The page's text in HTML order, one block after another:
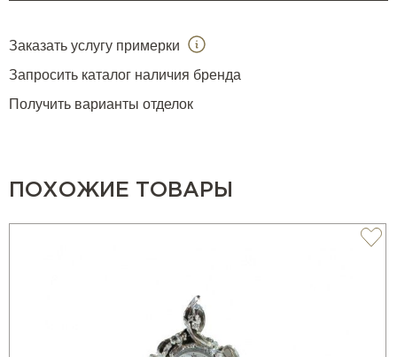
Заказать услугу примерки
Запросить каталог наличия бренда
Получить варианты отделок
ПОХОЖИЕ ТОВАРЫ